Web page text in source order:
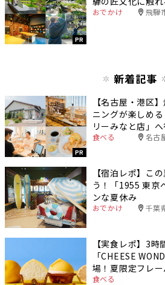
PR
おでかけ 飛騨
新着記事
PR
【名古屋・港区
ニングが楽しめ
リーみなと店」
食べる 名古
【宿泊レポ】こ
う！「1955 東京
ンな夏休み
おでかけ 千葉
【実食レポ】3
「CHEESE
場！夏限定フレー
食べる